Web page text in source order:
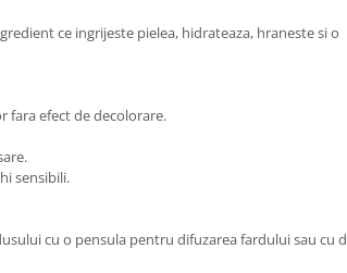
ce ingrijeste pielea, hidrateaza, hraneste si o
fara efect de decolorare.
sensibili.
cu o pensula pentru difuzarea fardului sau cu